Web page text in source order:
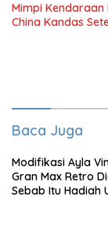
Mimpi Kendaraan
China Kandas
Baca Juga
Modifikasi Ayla
Gran Max Retro
Sebab Itu Hadiah